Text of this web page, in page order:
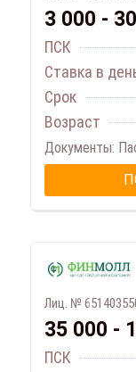
3 000 -
ПСК
Ставка в
Срок
Возраст
Документы:
Лиц. №
35 000 -
ПСК